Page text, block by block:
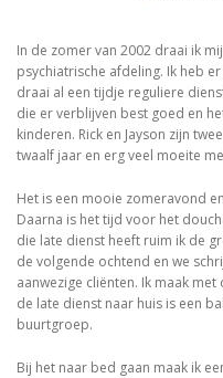
In de zomer van 2002 draai ik
psychiatrische afdeling. Ik heb
draai al een tijdje reguliere
die er verblijven best goed en
kinderen. Rick en Jayson zijn
twaalf jaar en erg veel moeite
Het is een mooie zomeravond
Daarna is het tijd voor het
die late dienst heeft ruim ik de
de volgende ochtend en we
aanwezige cliënten. Ik maak
de late dienst naar huis is een
buurtgroep.
Bij het naar bed gaan maak ik